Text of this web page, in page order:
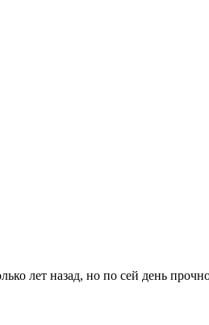
лет назад, но по сей день